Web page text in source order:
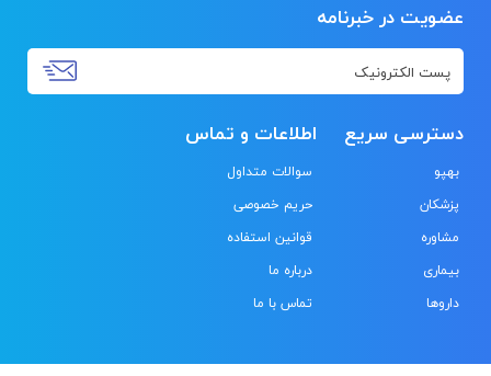
عضویت در خبرنامه
دسترسی سریع
بهپو
پزشکان
مشاوره
بیماری
داروها
اطلاعات و تماس
سوالات متداول
حریم خصوصی
قوانین استفاده
درباره ما
تماس با ما